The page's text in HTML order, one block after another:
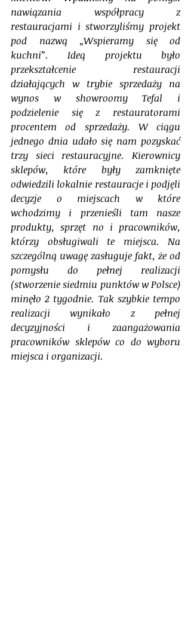
nawiązania współpracy z
restauracjami i stworzyliśmy projekt
pod nazwą „Wspieramy się od
kuchni”. Ideą projektu było
przekształcenie restauracji
działających w trybie sprzedaży na
wynos w showroomy Tefal i
podzielenie się z restauratorami
procentem od sprzedaży. W ciągu
jednego dnia udało się nam pozyskać
trzy sieci restauracyjne. Kierownicy
sklepów, które były zamknięte
odwiedzili lokalnie restauracje i podjęli
decyzje o miejscach w które
wchodzimy i przenieśli tam nasze
produkty, sprzęt no i pracowników,
którzy obsługiwali te miejsca. Na
szczególną uwagę zasługuje fakt, że od
pomysłu do pełnej realizacji
(stworzenie siedmiu punktów w Polsce)
minęło 2 tygodnie. Tak szybkie tempo
realizacji wynikało z pełnej
decyzyjności i zaangażowania
pracowników sklepów co do wyboru
miejsca i organizacji.